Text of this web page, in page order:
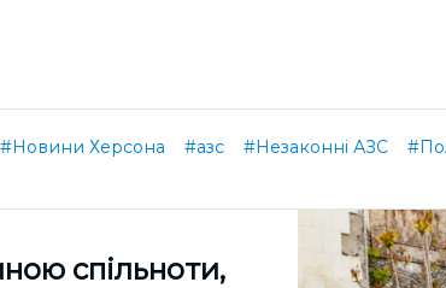
#Новини Херсона #азс #Незаконні АЗС
спільноти,